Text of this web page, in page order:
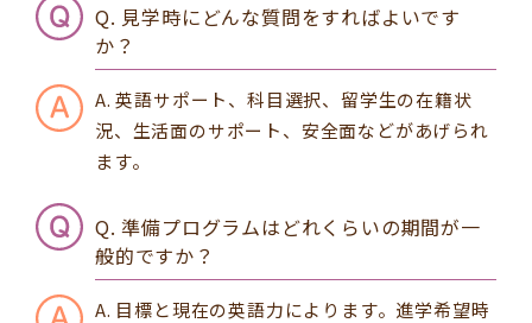
Q. 見学時にどんな質問をすればよいです
か？
A. 英語サポート、科目選択、留学生の在籍状
況、生活面のサポート、安全面などがあげられ
ます。
Q. 準備プログラムはどれくらいの期間が一
般的ですか？
A. 目標と現在の英語力によります。進学希望時